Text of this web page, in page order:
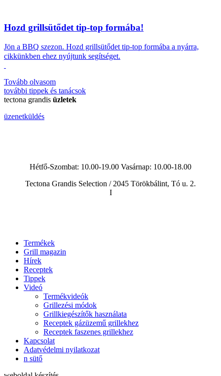
Hozd grillsütődet tip-top formába!
Jön a BBQ szezon. Hozd grillsütődet tip-top formába a nyárra,
cikkünkben ehez nyújtunk segítséget.
Tovább olvasom
további tippek és tanácsok
tectona grandis üzletek
üzenetküldés
Hétfő-Szombat: 10.00-19.00 Vasárnap: 10.00-18.00
Tectona Grandis Selection / 2045 Törökbálint, Tó u. 2.
I
Termékek
Grill magazin
Hírek
Receptek
Tippek
Videó
Termékvideók
Grillezési módok
Grillkiegészítők használata
Receptek gázüzemű grillekhez
Receptek faszenes grillekhez
Kapcsolat
Adatvédelmi nyilatkozat
n sütő